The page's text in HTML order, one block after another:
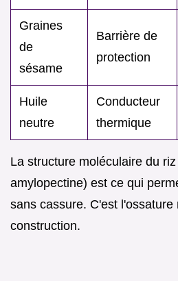
Graines
de
sésame
Barrière de
protection
Huile
neutre
Conducteur
thermique
La structure moléculaire du
amylopectine) est ce qui
sans cassure. C'est l'ossature
construction.